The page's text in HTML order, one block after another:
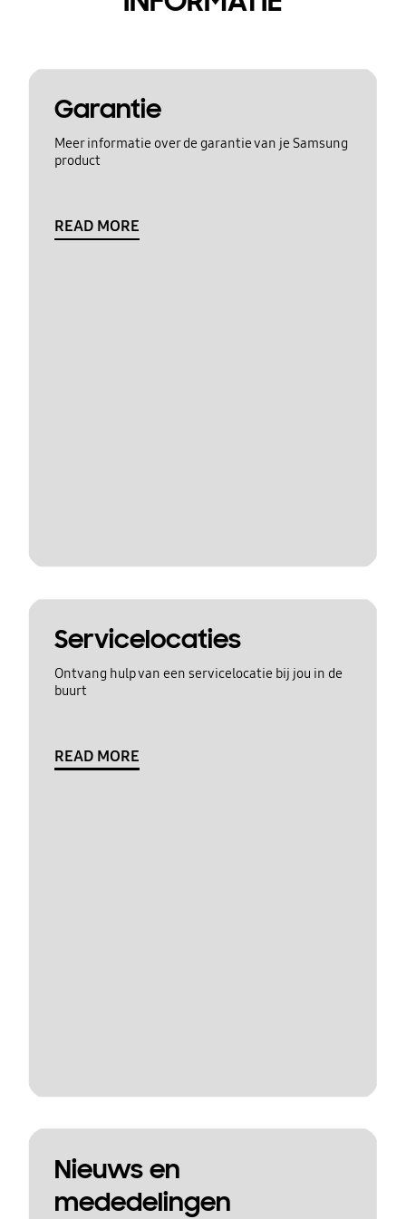
Garantie
Meer informatie over de garantie van je Samsung
product
READ MORE
Servicelocaties
Ontvang hulp van een servicelocatie bij jou in de
buurt
READ MORE
Nieuws en
mededelingen